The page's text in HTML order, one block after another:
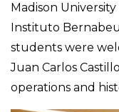
Madison
Instituto
students were
Juan Carlos
operations and